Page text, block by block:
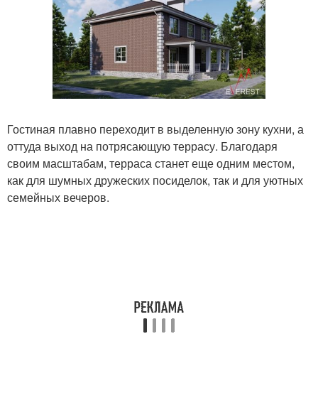
Гостиная плавно переходит в выделенную зону кухни, а
оттуда выход на потрясающую террасу. Благодаря
своим масштабам, терраса станет еще одним местом,
как для шумных дружеских посиделок, так и для уютных
семейных вечеров.